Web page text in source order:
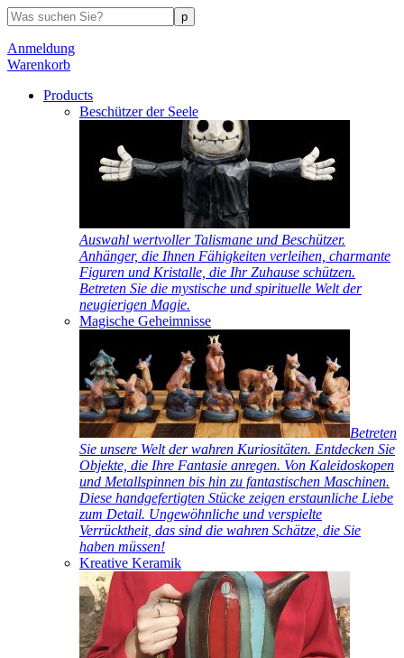
Anmeldung
Warenkorb
Products
Beschützer der Seele
Auswahl wertvoller Talismane und Beschützer.
Anhänger, die Ihnen Fähigkeiten verleihen, charmante
Figuren und Kristalle, die Ihr Zuhause schützen.
Betreten Sie die mystische und spirituelle Welt der
neugierigen Magie.
Magische Geheimnisse
Betreten
Sie unsere Welt der wahren Kuriositäten. Entdecken Sie
Objekte, die Ihre Fantasie anregen. Von Kaleidoskopen
und Metallspinnen bis hin zu fantastischen Maschinen.
Diese handgefertigten Stücke zeigen erstaunliche Liebe
zum Detail. Ungewöhnliche und verspielte
Verrücktheit, das sind die wahren Schätze, die Sie
haben müssen!
Kreative Keramik